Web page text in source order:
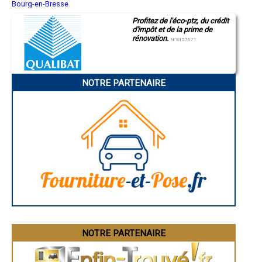
- Entreprise de rénovation immobilière à Toury-Lurcy
- Entreprise de rénovation immobilière à Crux-la-Ville
- Entreprise de rénovation immobilière à Saint-Martin-sur-Nohain
- Entreprise de rénovation immobilière à Alluy
- Entreprise de rénovation immobilière à Garchy
- Entreprise de rénovation immobilière à Saint-Aubin-les-Forges
- Entreprise de rénovation immobilière à Billy-Chevannes
- Entreprise de rénovation immobilière à Saint-Loup
- Entreprise de rénovation immobilière à Surgy
- Entreprise de rénovation immobilière à Nolay
- Entreprise de rénovation immobilière à Villapourçon
- Entreprise de rénovation immobilière à Planchez
- Entreprise de rénovation immobilière à Saint-Vérain
- Entreprise de rénovation immobilière à Saincaize-Meauce
- Entreprise de rénovation immobilière à Millay
- Entreprise de rénovation immobilière à Dun-les-Places
- Entreprise de rénovation immobilière à Billy-sur-Oisy
- Entreprise de rénovation immobilière à Langeron
- Entreprise de rénovation immobilière à La Nocle-Maulaix
- Entreprise de rénovation immobilière à Marigny-l'Église
- Entreprise de rénovation immobilière à Anlezy
- Entreprise de rénovation immobilière à Saint-Martin-du-Puy
Bourg-en-Bresse
Montluçon
Manosque
Gap
Charleville-Mézières
Pamiers
Narbonne
Saint-Brieuc
Besançon
Évreux
Brest
Toulouse
Profitez de l'éco-ptz, du crédit
d'impôt et de la prime de
rénovation. N°E157671
NOTRE PARTENAIRE
NOTRE PARTENAIRE